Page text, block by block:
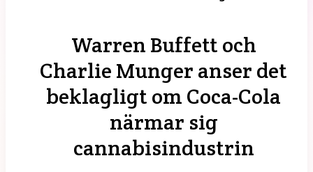
Warren Buffett och
Charlie Munger anser det
beklagligt om Coca-Cola
närmar sig
cannabisindustrin